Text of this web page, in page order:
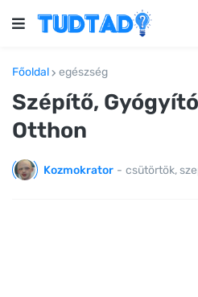
Főoldal egészség
Szépítő,
Otthon
Kozmokrator - csütörtök,